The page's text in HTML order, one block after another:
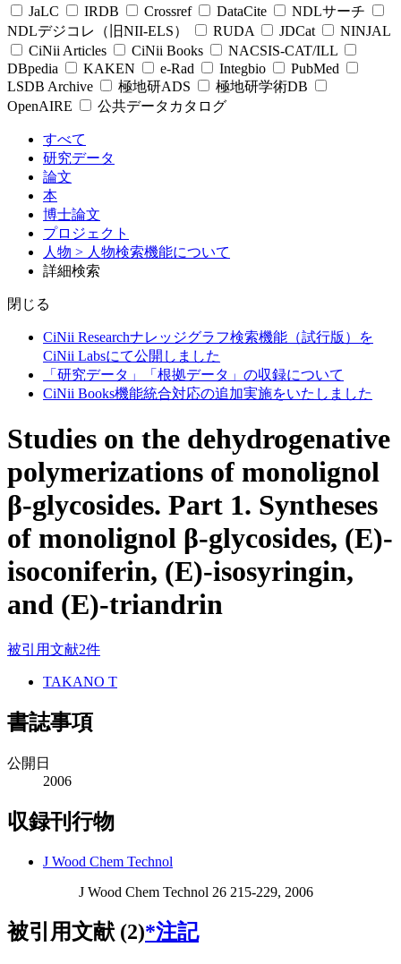
JaLC
IRDB Crossref DataCite
NDLサーチ
NDLデジコレ（旧NII-ELS）
RUDA JDCat
NINJAL
CiNii Articles
CiNii Books
NACSIS-CAT/ILL
DBpedia
KAKEN e-Rad Integbio
PubMed
LSDB Archive
極地研ADS
極地研学術DB
OpenAIRE
公共データカタログ
すべて
研究データ
論文
本
博士論文
プロジェクト
人物 > 人物検索機能について
詳細検索
閉じる
CiNii Researchナレッジグラフ検索機能（試行版）を
CiNii Labsにて公開しました
「研究データ」「根拠データ」の収録について
CiNii Books機能統合対応の追加実施をいたしました
Studies on the dehydrogenative
polymerizations of monolignol
β-glycosides. Part 1. Syntheses
of monolignol β-glycosides, (E)-
isoconiferin, (E)-isosyringin,
and (E)-triandrin
被引用文献2件
TAKANO T
書誌事項
公開日
2006
収録刊行物
J Wood Chem Technol
J Wood Chem Technol 26 215-229, 2006
被引用文献 (2)*注記